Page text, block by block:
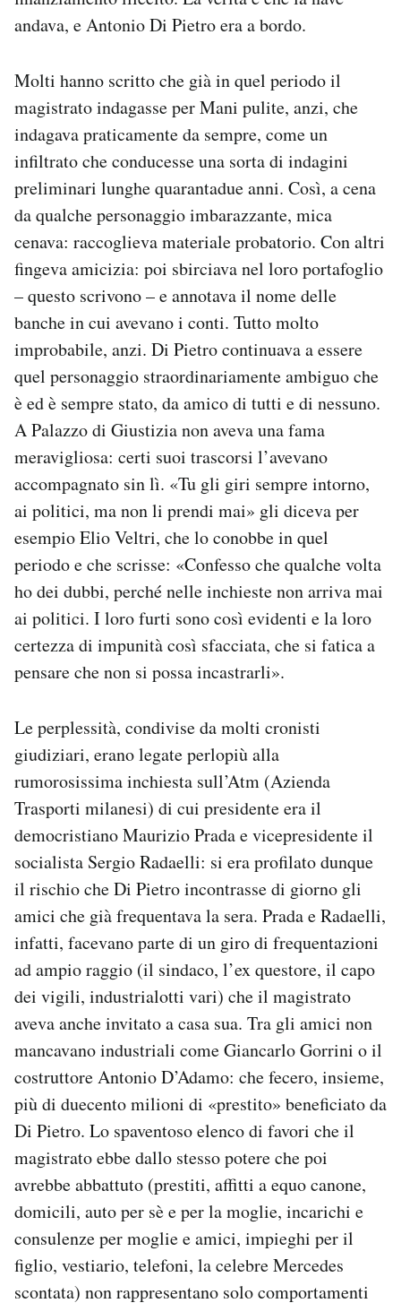
andava, e Antonio Di Pietro era a bordo.
Molti hanno scritto che già in quel periodo il
magistrato indagasse per Mani pulite, anzi, che
indagava praticamente da sempre, come un
infiltrato che conducesse una sorta di indagini
preliminari lunghe quarantadue anni. Così, a cena
da qualche personaggio imbarazzante, mica
cenava: raccoglieva materiale probatorio. Con altri
fingeva amicizia: poi sbirciava nel loro portafoglio
– questo scrivono – e annotava il nome delle
banche in cui avevano i conti. Tutto molto
improbabile, anzi. Di Pietro continuava a essere
quel personaggio straordinariamente ambiguo che
è ed è sempre stato, da amico di tutti e di nessuno.
A Palazzo di Giustizia non aveva una fama
meravigliosa: certi suoi trascorsi l’avevano
accompagnato sin lì. «Tu gli giri sempre intorno,
ai politici, ma non li prendi mai» gli diceva per
esempio Elio Veltri, che lo conobbe in quel
periodo e che scrisse: «Confesso che qualche volta
ho dei dubbi, perché nelle inchieste non arriva mai
ai politici. I loro furti sono così evidenti e la loro
certezza di impunità così sfacciata, che si fatica a
pensare che non si possa incastrarli».
Le perplessità, condivise da molti cronisti
giudiziari, erano legate perlopiù alla
rumorosissima inchiesta sull’Atm (Azienda
Trasporti milanesi) di cui presidente era il
democristiano Maurizio Prada e vicepresidente il
socialista Sergio Radaelli: si era profilato dunque
il rischio che Di Pietro incontrasse di giorno gli
amici che già frequentava la sera. Prada e Radaelli,
infatti, facevano parte di un giro di frequentazioni
ad ampio raggio (il sindaco, l’ex questore, il capo
dei vigili, industrialotti vari) che il magistrato
aveva anche invitato a casa sua. Tra gli amici non
mancavano industriali come Giancarlo Gorrini o il
costruttore Antonio D’Adamo: che fecero, insieme,
più di duecento milioni di «prestito» beneficiato da
Di Pietro. Lo spaventoso elenco di favori che il
magistrato ebbe dallo stesso potere che poi
avrebbe abbattuto (prestiti, affitti a equo canone,
domicili, auto per sè e per la moglie, incarichi e
consulenze per moglie e amici, impieghi per il
figlio, vestiario, telefoni, la celebre Mercedes
scontata) non rappresentano solo comportamenti